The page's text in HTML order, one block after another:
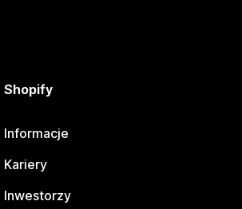
Shopify
Informacje
Kariery
Inwestorzy